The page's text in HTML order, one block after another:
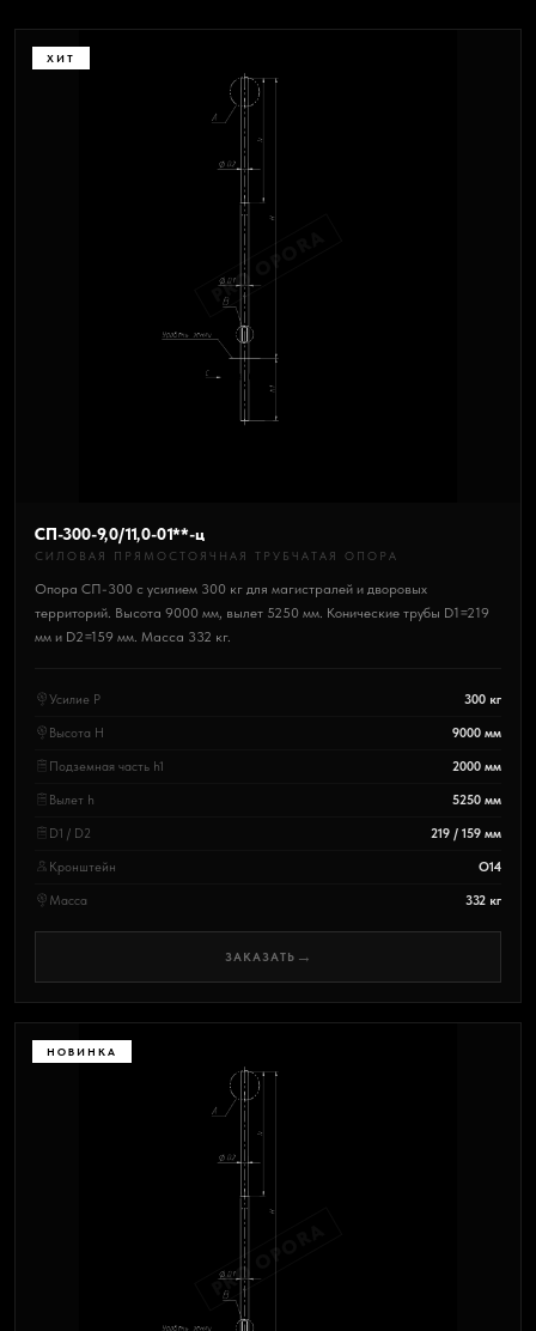
PRO OPORA
ХИТ
СП-300-9,0/11,0-01**-ц
СИЛОВАЯ ПРЯМОСТОЯЧНАЯ ТРУБЧАТАЯ ОПОРА
Опора СП-300 с усилием 300 кг для магистралей и дворовых
территорий. Высота 9000 мм, вылет 5250 мм. Конические трубы D1=219
мм и D2=159 мм. Масса 332 кг.
Усилие P 300 кг
Высота H 9000 мм
Подземная часть h1 2000 мм
Вылет h 5250 мм
D1 / D2 219 / 159 мм
Кронштейн О14
Масса 332 кг
ЗАКАЗАТЬ →
PRO OPORA
НОВИНКА